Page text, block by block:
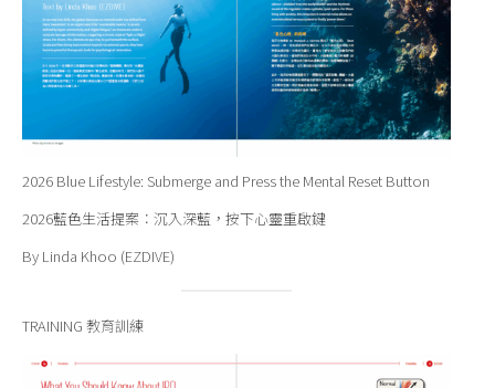
2026 Blue Lifestyle: Submerge and Press the Mental Reset Button
2026藍色生活提案：沉入深藍，按下心靈重啟鍵
By Linda Khoo (EZDIVE)
TRAINING 教育訓練